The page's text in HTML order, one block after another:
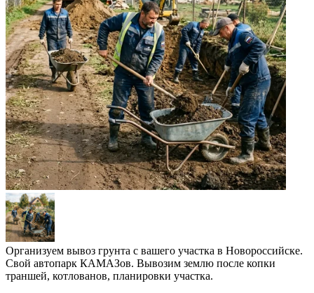
Организуем вывоз грунта с вашего участка в Новороссийске.
Свой автопарк КАМАЗов. Вывозим землю после копки
траншей, котлованов, планировки участка.